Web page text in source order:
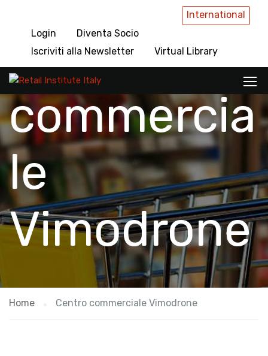
International
Login
Diventa Socio
Iscriviti alla Newsletter
Virtual Library
Centro
commercia
le
Vimodrone
Home Centro commerciale Vimodrone